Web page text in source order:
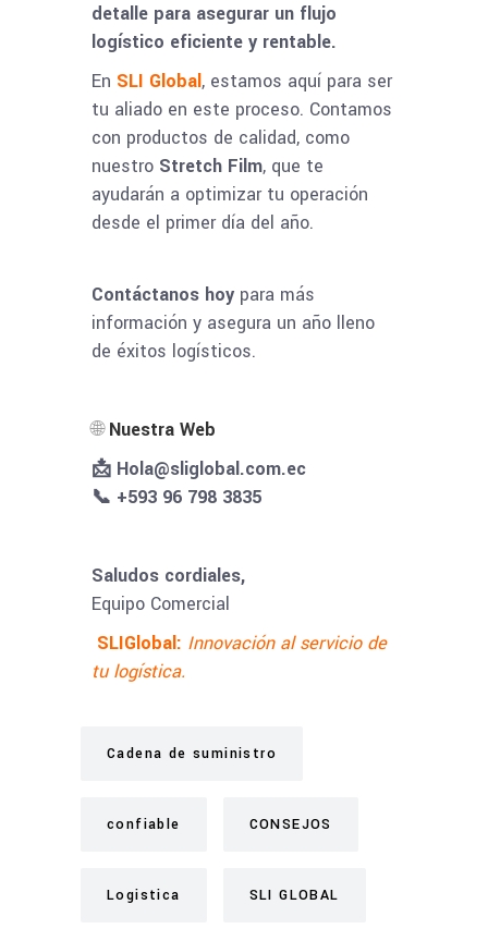
detalle para asegurar un flujo
logístico eficiente y rentable.
En SLI Global, estamos aquí para ser
tu aliado en este proceso. Contamos
con productos de calidad, como
nuestro Stretch Film, que te
ayudarán a optimizar tu operación
desde el primer día del año.
Contáctanos hoy para más
información y asegura un año lleno
de éxitos logísticos.
🌐Nuestra Web
📩 Hola@sliglobal.com.ec
📞 +593 96 798 3835
Saludos cordiales,
Equipo Comercial
SLIGlobal: Innovación al servicio de
tu logística.
Cadena de suministro
confiable CONSEJOS
Logistica SLI GLOBAL